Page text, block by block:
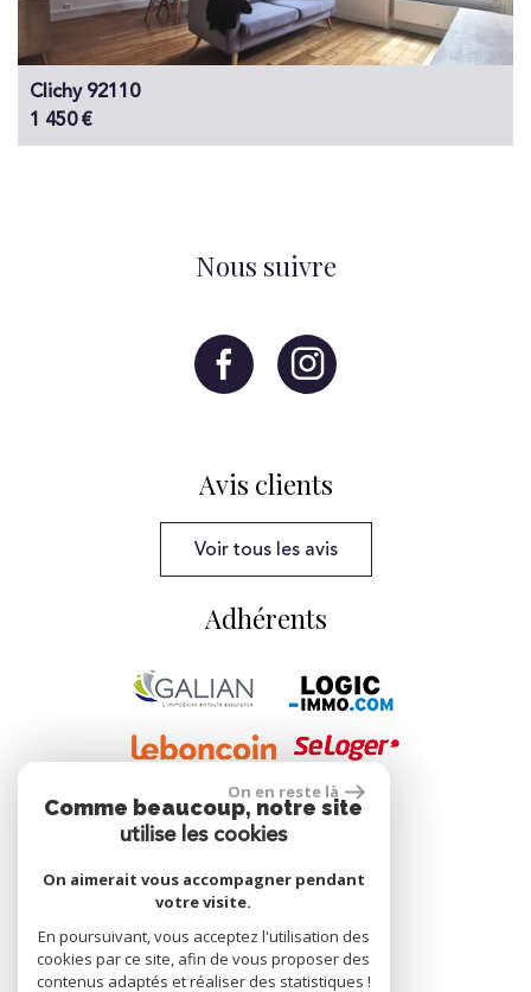
Clichy 92110
1 450 €
Nous suivre
Avis clients
Voir tous les avis
Adhérents
Se connecter
réalisé par
On en reste là
Comme beaucoup, notre site
utilise les cookies
On aimerait vous accompagner pendant
votre visite.
En poursuivant, vous acceptez l'utilisation des
cookies par ce site, afin de vous proposer des
contenus adaptés et réaliser des statistiques !